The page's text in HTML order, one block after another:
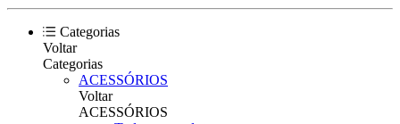
Categorias
Voltar
Categorias
ACESSÓRIOS
Voltar
ACESSÓRIOS